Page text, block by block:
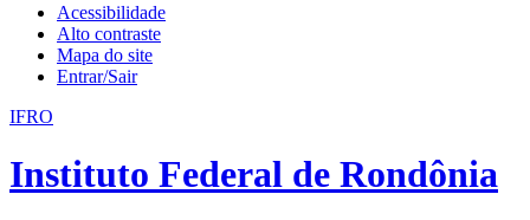
Acessibilidade
Alto contraste
Mapa do site
Entrar/Sair
IFRO
Instituto Federal de Rondônia